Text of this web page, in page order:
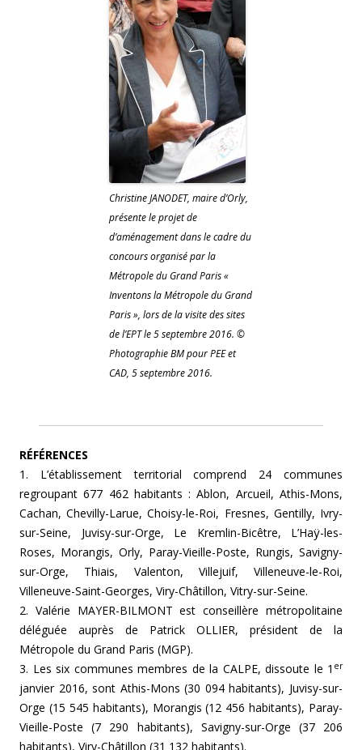
Christine JANODET, maire d’Orly,
présente le projet de
d’aménagement dans le cadre du
concours organisé par la
Métropole du Grand Paris «
Inventons la Métropole du Grand
Paris », lors de la visite des sites
de l’EPT le 5 septembre 2016. ©
Photographie BM pour PEE et
CAD, 5 septembre 2016.
RÉFÉRENCES
1. L’établissement territorial comprend 24 communes
regroupant 677 462 habitants : Ablon, Arcueil, Athis-Mons,
Cachan, Chevilly-Larue, Choisy-le-Roi, Fresnes, Gentilly, Ivry-
sur-Seine, Juvisy-sur-Orge, Le Kremlin-Bicêtre, L’Haÿ-les-
Roses, Morangis, Orly, Paray-Vieille-Poste, Rungis, Savigny-
sur-Orge, Thiais, Valenton, Villejuif, Villeneuve-le-Roi,
Villeneuve-Saint-Georges, Viry-Châtillon, Vitry-sur-Seine.
2. Valérie MAYER-BILMONT est conseillère métropolitaine
déléguée auprès de Patrick OLLIER, président de la
Métropole du Grand Paris (MGP).
3. Les six communes membres de la CALPE, dissoute le 1 er
janvier 2016, sont Athis-Mons (30 094 habitants), Juvisy-sur-
Orge (15 545 habitants), Morangis (12 456 habitants), Paray-
Vieille-Poste (7 290 habitants), Savigny-sur-Orge (37 206
habitants), Viry-Châtillon (31 132 habitants).